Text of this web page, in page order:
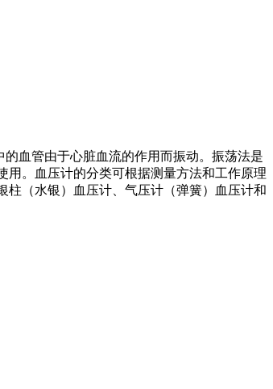
血管由于心脏血流的作用而振动。振荡法是
。血压计的分类可根据测量方法和工作原理
（水银）血压计、气压计（弹簧）血压计和